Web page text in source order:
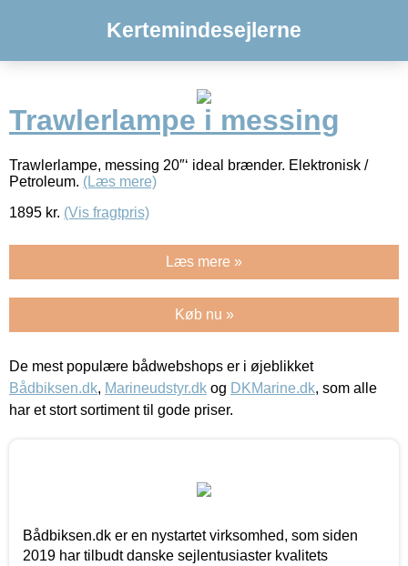
Kertemindesejlerne
Trawlerlampe i messing
Trawlerlampe, messing 20″‘ ideal brænder. Elektronisk /
Petroleum. (Læs mere)
1895 kr. (Vis fragtpris)
Læs mere »
Køb nu »
De mest populære bådwebshops er i øjeblikket
Bådbiksen.dk, Marineudstyr.dk og DKMarine.dk, som alle
har et stort sortiment til gode priser.
Bådbiksen.dk er en nystartet virksomhed, som siden
2019 har tilbudt danske sejlentusiaster kvalitets